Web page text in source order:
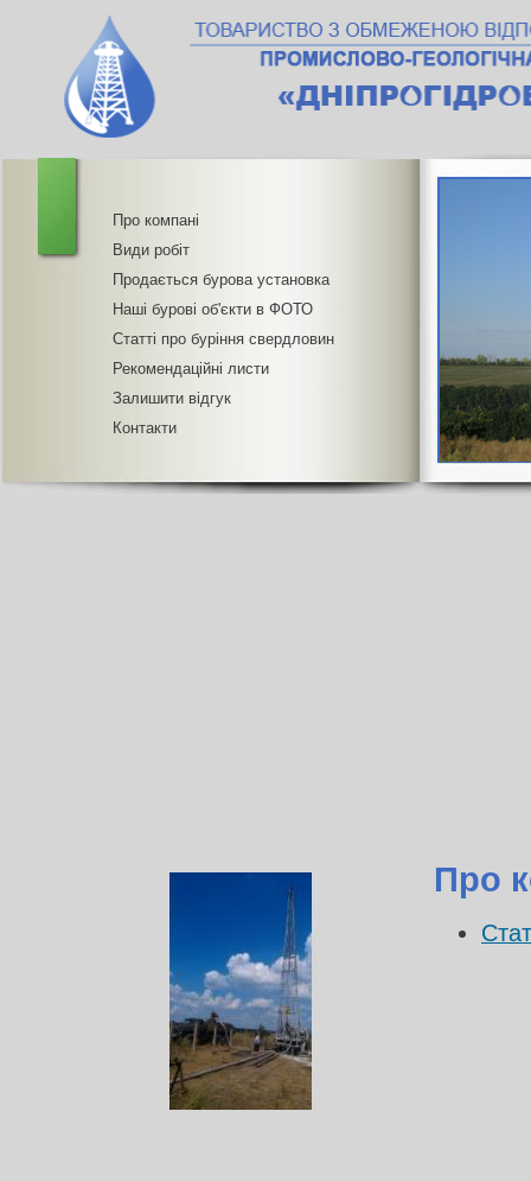
Про компані
Види робіт
Продається бурова установка
Наші бурові об'єкти в ФОТО
Статті про буріння свердловин
Рекомендаційні листи
Залишити відгук
Контакти
Про